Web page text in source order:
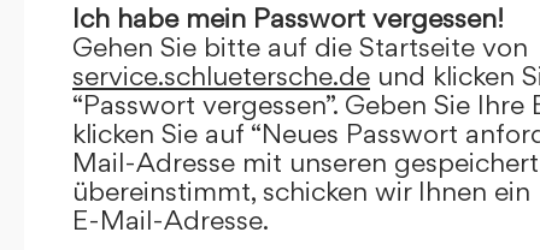
Ich habe mein Passwort vergessen!
Gehen Sie bitte auf die Startseite von
service.schluetersche.de und klicken
“Passwort vergessen”. Geben Sie
klicken Sie auf “Neues Passwort
Mail-Adresse mit unseren
übereinstimmt, schicken wir Ihnen
E-Mail-Adresse.